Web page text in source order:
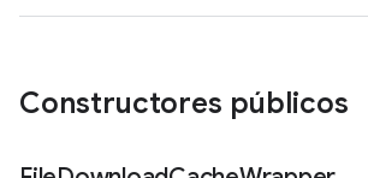
Constructores públicos